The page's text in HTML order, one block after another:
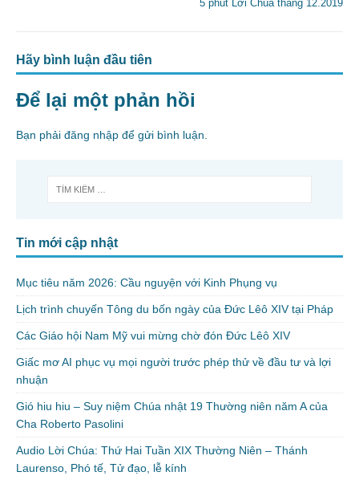
5 phút Lời Chúa tháng 12.2019
Hãy bình luận đầu tiên
Để lại một phản hồi
Bạn phải đăng nhập để gửi bình luận.
Tin mới cập nhật
Mục tiêu năm 2026: Cầu nguyện với Kinh Phụng vụ
Lịch trình chuyến Tông du bốn ngày của Đức Lêô XIV tại Pháp
Các Giáo hội Nam Mỹ vui mừng chờ đón Đức Lêô XIV
Giấc mơ AI phục vụ mọi người trước phép thử về đầu tư và lợi
nhuận
Gió hiu hiu – Suy niệm Chúa nhật 19 Thường niên năm A của
Cha Roberto Pasolini
Audio Lời Chúa: Thứ Hai Tuần XIX Thường Niên – Thánh
Laurenso, Phó tế, Tử đạo, lễ kính